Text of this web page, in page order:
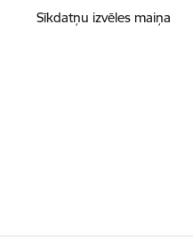
Sīkdatņu izvēles maiņa